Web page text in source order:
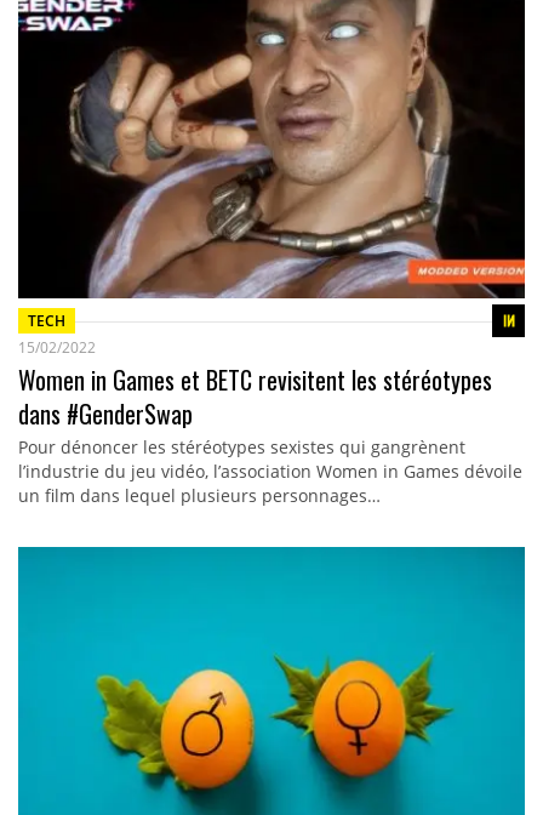
TECH
15/02/2022
Women in Games et BETC revisitent les stéréotypes
dans #GenderSwap
Pour dénoncer les stéréotypes sexistes qui gangrènent
l’industrie du jeu vidéo, l’association Women in Games dévoile
un film dans lequel plusieurs personnages…